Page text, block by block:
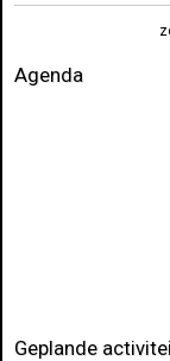
Agenda
Geplande